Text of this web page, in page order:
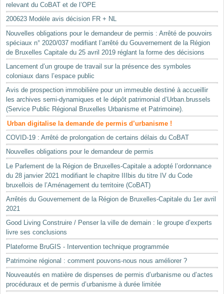
relevant du CoBAT et de l’OPE
200623 Modèle avis décision FR + NL
Nouvelles obligations pour le demandeur de permis : Arrêté de pouvoirs
spéciaux n° 2020/037 modifiant l’arrêté du Gouvernement de la Région
de Bruxelles Capitale du 25 avril 2019 réglant la forme des décisions
Lancement d’un groupe de travail sur la présence des symboles
coloniaux dans l’espace public
Avis de prospection immobilière pour un immeuble destiné à accueillir
les archives semi-dynamiques et le dépôt patrimonial d’Urban.brussels
(Service Public Régional Bruxelles Urbanisme et Patrimoine).
Urban digitalise la demande de permis d’urbanisme !
COVID-19 : Arrêté de prolongation de certains délais du CoBAT
Nouvelles obligations pour le demandeur de permis
Le Parlement de la Région de Bruxelles-Capitale a adopté l’ordonnance
du 28 janvier 2021 modifiant le chapitre IIIbis du titre IV du Code
bruxellois de l’Aménagement du territoire (CoBAT)
Arrêtés du Gouvernement de la Région de Bruxelles-Capitale du 1er avril
2021
Good Living Construire / Penser la ville de demain : le groupe d’experts
livre ses conclusions
Plateforme BruGIS - Intervention technique programmée
Patrimoine régional : comment pouvons-nous nous améliorer ?
Nouveautés en matière de dispenses de permis d’urbanisme ou d’actes
procéduraux et de permis d’urbanisme à durée limitée